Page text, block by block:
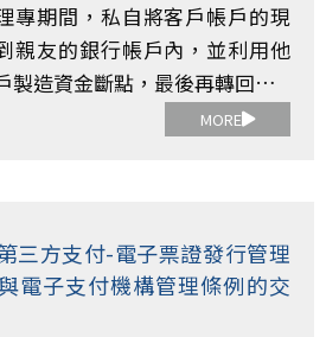
專期間，私自將客戶帳戶的現
親友的銀行帳戶內，並利用他
製造資金斷點，最後再轉回…
MORE
三方支付-電子票證發行管理
電子支付機構管理條例的交